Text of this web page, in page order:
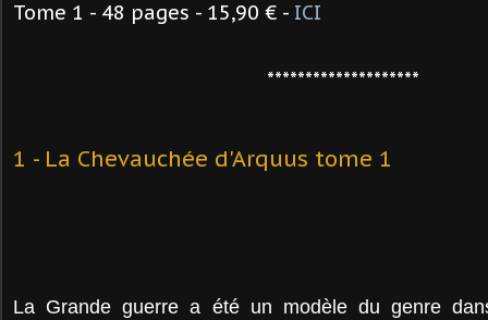
Tome 1 - 48 pages - 15,90 € - ICI
********************
1 - La Chevauchée d'Arquus tome 1
La Grande guerre a été un modèle du genre